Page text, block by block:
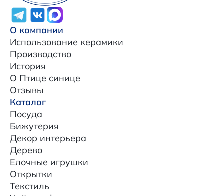
О компании
Использование керамики
Производство
История
О Птице синице
Отзывы
Каталог
Посуда
Бижутерия
Декор интерьера
Дерево
Елочные игрушки
Открытки
Текстиль